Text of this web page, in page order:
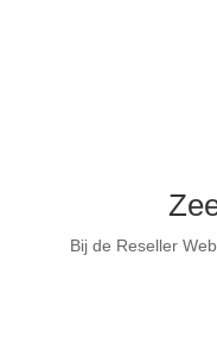
Bij de Reseller